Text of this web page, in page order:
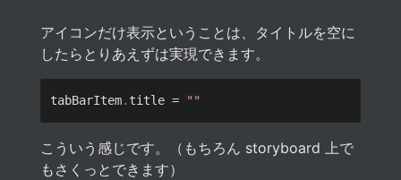
アイコンだけ表示ということは、タイトルを空に
したらとりあえずは実現できます。
tabBarItem. title =
こういう感じです。（もちろん storyboard 上で
もさくっとできます）